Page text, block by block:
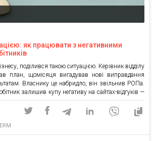
як працювати з негативними
поділився такою ситуацією. Керівник відділу
план, щомісяця вигадував нові виправдання
Власнику це набридло, він звільнив РОПа.
залишив купу негативу на сайтах-відгуків —
та не давали розвиватися. У статті
цю ситуацію і що можна зробити, щоб […]